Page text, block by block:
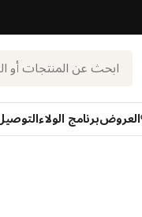
بحث
العروضبرنامج الولاء